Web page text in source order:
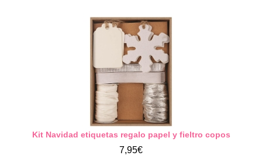
Kit Navidad etiquetas regalo papel y fieltro copos
7,95€